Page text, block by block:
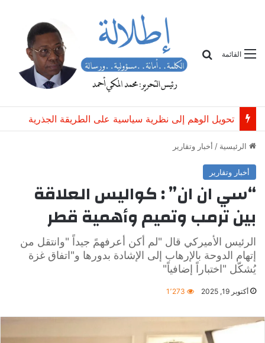
القائمة
تحويل الوهم إلى نظرية سياسية على الطريقة الجذرية
الرئيسية / أخبار وتقارير
أخبار وتقارير
“سي ان ان” : كواليس العلاقة
بين ترمب وتميم وأهمية قطر
الرئيس الأميركي قال "لم أكن أعرفهمً جيداً "وانتقل من
إتهام الدوحة بالإرهاب إلى الإشادة بدورها و"اتفاق غزة
يُشكّل "اختباراً إضافياً"
أكتوبر 19, 2025 1٬273